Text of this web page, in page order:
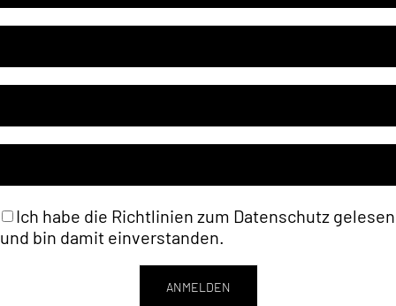
SchlagwortÖlmalerei
Ich habe die Richtlinien zum Datenschutz gelesen
und bin damit einverstanden.
ANMELDEN